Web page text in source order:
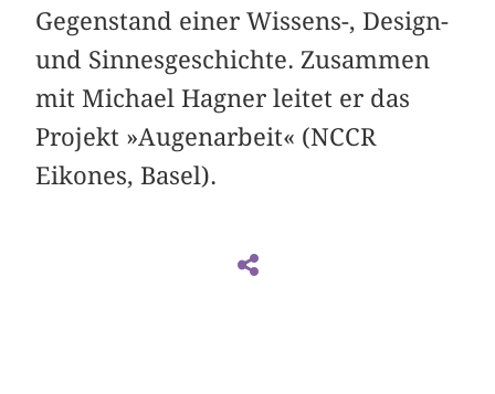
Gegenstand einer Wissens-, Design-
und Sinnesgeschichte. Zusammen
mit Michael Hagner leitet er das
Projekt »Augenarbeit« (NCCR
Eikones, Basel).